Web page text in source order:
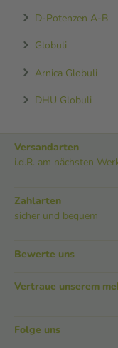
D-Potenzen A-B
Globuli
Arnica Globuli
DHU Globuli
Versandarten
i.d.R. am nächsten
Zahlarten
sicher und bequem
Bewerte uns
Vertraue unserem
Folge uns